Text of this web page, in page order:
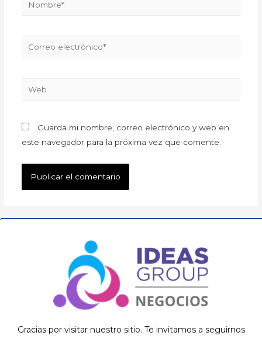
Guarda mi nombre, correo electrónico y web en
este navegador para la próxima vez que comente.
Gracias por visitar nuestro sitio. Te invitamos a seguirnos